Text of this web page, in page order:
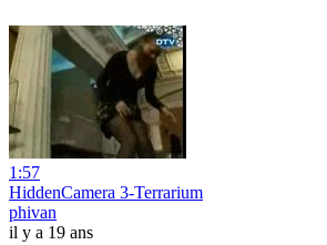
1:57
HiddenCamera 3-Terrarium
phivan
il y a 19 ans